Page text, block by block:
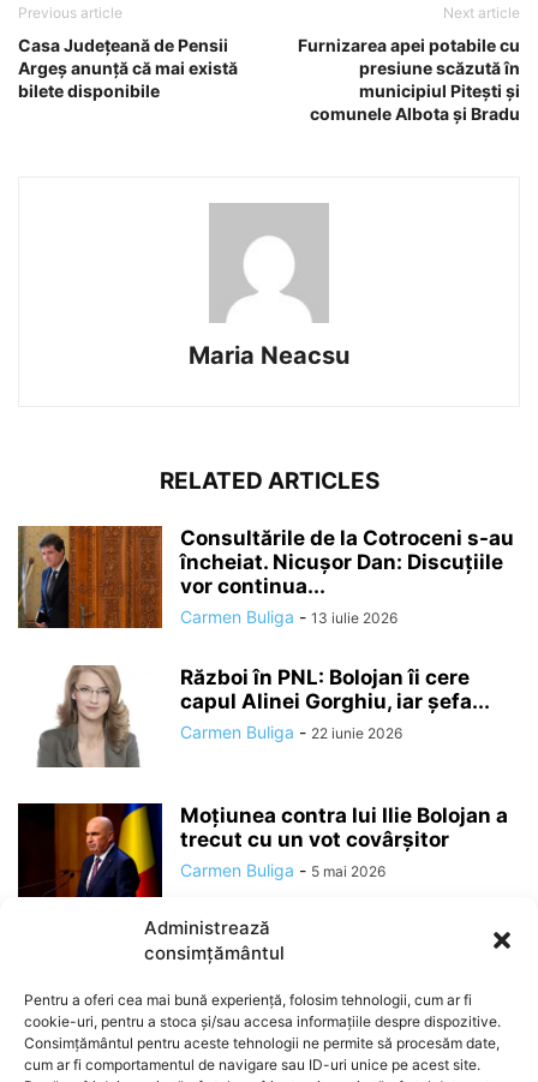
Administrează
consimțământul
Pentru a oferi cea mai bună experiență, folosim tehnologii, cum ar fi
cookie-uri, pentru a stoca și/sau accesa informațiile despre dispozitive.
Consimțământul pentru aceste tehnologii ne permite să procesăm date,
cum ar fi comportamentul de navigare sau ID-uri unice pe acest site.
Previous article
Casa Județeană de Pensii
Argeș anunță că mai există
bilete disponibile
Next article
Furnizarea apei potabile cu
presiune scăzută în
municipiul Piteşti și
comunele Albota şi Bradu
Maria Neacsu
RELATED ARTICLES
Consultările de la Cotroceni s-au
încheiat. Nicușor Dan: Discuțiile
vor continua...
Carmen Buliga - 13 iulie 2026
Război în PNL: Bolojan îi cere
capul Alinei Gorghiu, iar șefa...
Carmen Buliga - 22 iunie 2026
Moțiunea contra lui Ilie Bolojan a
trecut cu un vot covârșitor
Carmen Buliga - 5 mai 2026